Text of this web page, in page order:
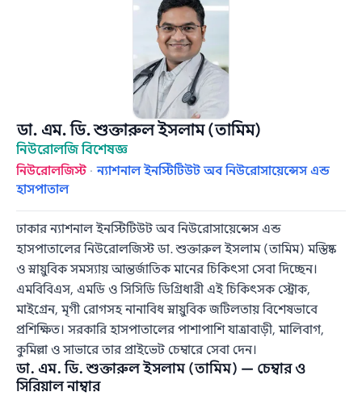
ডা. এম. ডি. শুক্তারুল ইসলাম (তামিম)
নিউরোলজি বিশেষজ্ঞ
নিউরোলজিস্ট ·ন্যাশনাল ইনস্টিটিউট অব নিউরোসায়েন্সেস এন্ড
হাসপাতাল
ঢাকার ন্যাশনাল ইনস্টিটিউট অব নিউরোসায়েন্সেস এন্ড
হাসপাতালের নিউরোলজিস্ট ডা. শুক্তারুল ইসলাম (তামিম) মস্তিষ্ক
ও স্নায়ুবিক সমস্যায় আন্তর্জাতিক মানের চিকিৎসা সেবা দিচ্ছেন।
এমবিবিএস, এমডি ও সিসিডি ডিগ্রিধারী এই চিকিৎসক স্ট্রোক,
মাইগ্রেন, মৃগী রোগসহ নানাবিধ স্নায়ুবিক জটিলতায় বিশেষভাবে
প্রশিক্ষিত। সরকারি হাসপাতালের পাশাপাশি যাত্রাবাড়ী, মালিবাগ,
কুমিল্লা ও সাভারে তার প্রাইভেট চেম্বারে সেবা দেন।
ডা. এম. ডি. শুক্তারুল ইসলাম (তামিম) — চেম্বার ও
সিরিয়াল নাম্বার